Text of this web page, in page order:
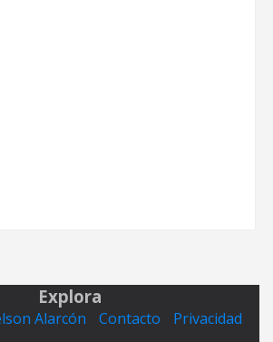
Explora
Alarcón Contacto Privacidad